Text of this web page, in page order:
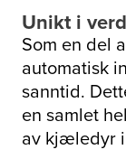
Unikt i
Som en del
automatisk
sanntid.
en samlet
av kjæledyr